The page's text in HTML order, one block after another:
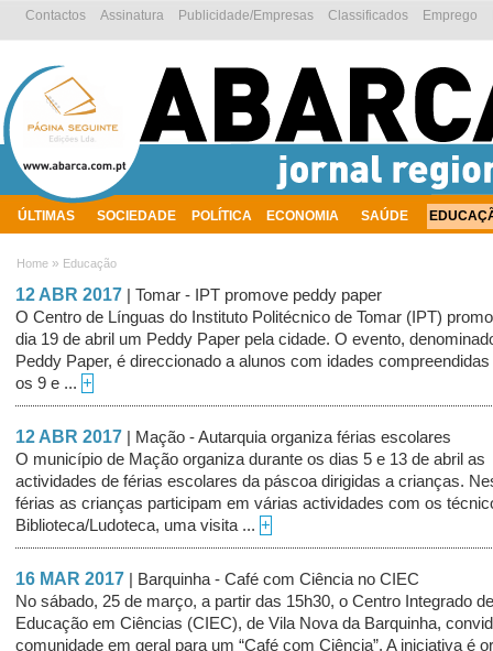
ÚLTIMAS SOCIEDADE POLÍTICA ECONOMIA SAÚDE
Emprego
Classificados
Publicidade/Empresas
Assinatura
Contactos
Home » Educação
12 ABR 2017
| Tomar - IPT promove peddy paper
O Centro de Línguas do Instituto Politécnico de Tomar (IPT)
dia 19 de abril um Peddy Paper pela cidade. O evento,
Peddy Paper, é direccionado a alunos com idades compreendidas
os 9 e ... +
12 ABR 2017
| Mação - Autarquia organiza férias escolares
O município de Mação organiza durante os dias 5 e 13 de abril as
actividades de férias escolares da páscoa dirigidas a crianças.
férias as crianças participam em várias actividades com os
Biblioteca/Ludoteca, uma visita ... +
16 MAR 2017
| Barquinha - Café com Ciência no CIEC
No sábado, 25 de março, a partir das 15h30, o Centro Integrado de
Educação em Ciências (CIEC), de Vila Nova da Barquinha,
comunidade em geral para um “Café com Ciência”. A iniciativa é